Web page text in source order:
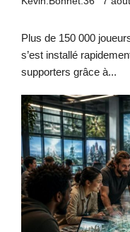
Plus de 150 000
s’est installé
supporters grâce à...